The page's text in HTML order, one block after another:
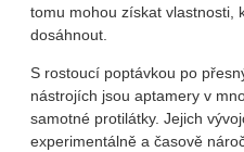
tomu mohou získat vlastnosti,
dosáhnout.
S rostoucí poptávkou po
nástrojích jsou aptamery v
samotné protilátky. Jejich
experimentálně a časově